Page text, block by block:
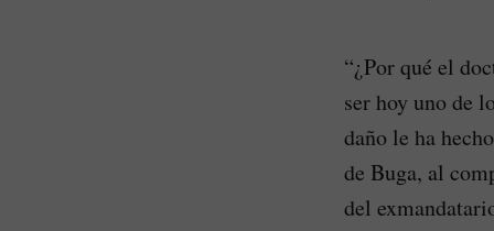
“¿Por qué el
ser hoy uno de
daño le ha
de Buga, al
del